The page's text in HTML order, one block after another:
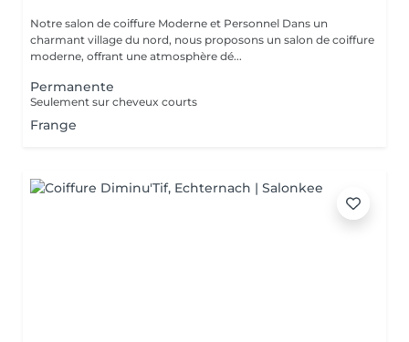
Notre salon de coiffure Moderne et Personnel Dans un
charmant village du nord, nous proposons un salon de coiffure
moderne, offrant une atmosphère dé...
Permanente
Seulement sur cheveux courts
Frange